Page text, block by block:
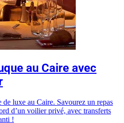
au Caire avec
luxe au Caire. Savourez un repas
d’un voilier privé, avec transferts
!